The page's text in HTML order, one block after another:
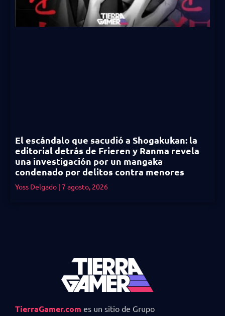
El escándalo que sacudió a Shogakukan: la
editorial detrás de Frieren y Ranma revela
una investigación por un mangaka
condenado por delitos contra menores
Yoss Delgado 7 agosto, 2026
TierraGamer.com es un sitio de Grupo